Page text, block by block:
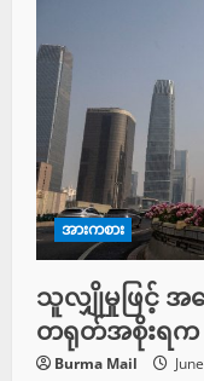
n
အားကစား
သူလျှိုမှုဖြင့် အ
တရုတ်အစိုးရက
Burma Mail